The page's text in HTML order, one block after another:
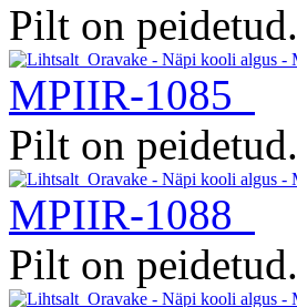
Pilt on peidetud.
MPIIR-1085
Pilt on peidetud.
MPIIR-1088
Pilt on peidetud.